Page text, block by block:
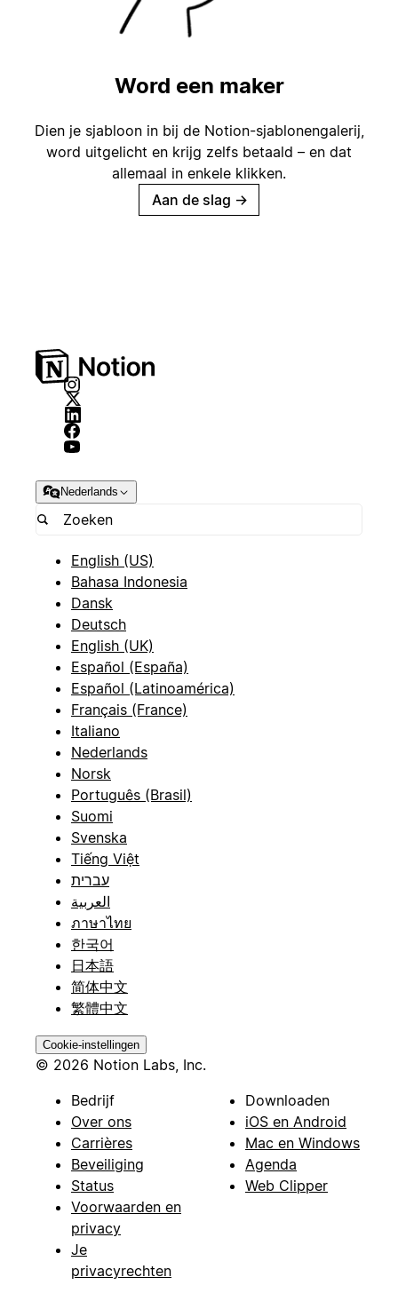
Word een maker
Dien je sjabloon in bij de Notion-sjablonengalerij,
word uitgelicht en krijg zelfs betaald – en dat
allemaal in enkele klikken.
Aan de slag →
Nederlands
English (US)
Bahasa Indonesia
Dansk
Deutsch
English (UK)
Español (España)
Español (Latinoamérica)
Français (France)
Italiano
Nederlands
Norsk
Português (Brasil)
Suomi
Svenska
Tiếng Việt
עברית
العربية
ภาษาไทย
한국어
日本語
简体中文
繁體中文
Cookie-instellingen
© 2026 Notion Labs, Inc.
Bedrijf
Over ons
Carrières
Beveiliging
Status
Voorwaarden en
privacy
Je
privacyrechten
Downloaden
iOS en Android
Mac en Windows
Agenda
Web Clipper